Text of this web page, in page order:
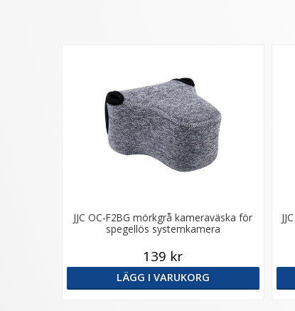
JJC OC-F2BG mörkgrå kameraväska för
spegellös systemkamera
139 kr
LÄGG I VARUKORG